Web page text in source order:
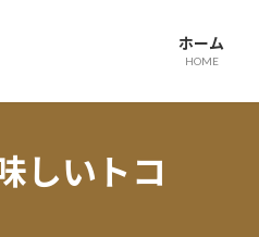
ホーム
HOME
しいトコ